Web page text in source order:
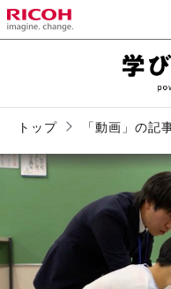
トップ 「動画」の記